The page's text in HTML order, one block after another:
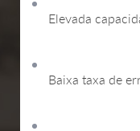
Elevada
Baixa taxa de